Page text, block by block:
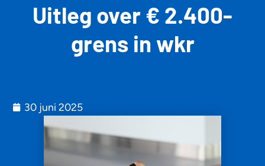
Uitleg over € 2.400-
grens in wkr
30 juni 2025